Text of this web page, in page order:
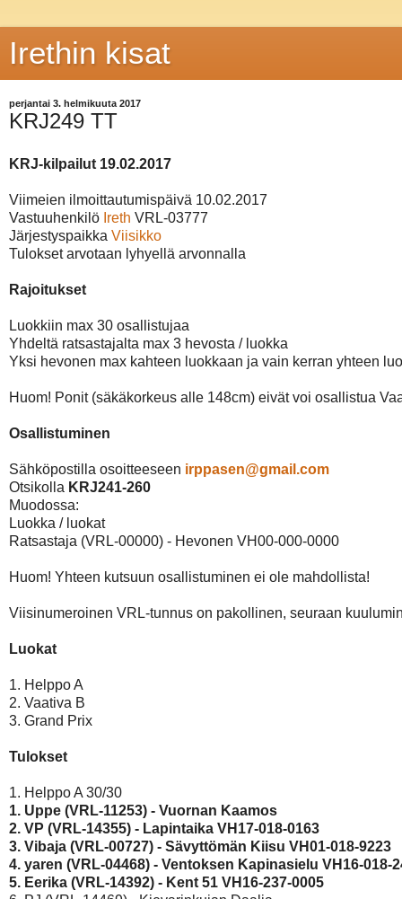
Irethin kisat
perjantai 3. helmikuuta 2017
KRJ249 TT
KRJ-kilpailut 19.02.2017
Viimeien ilmoittautumispäivä 10.02.2017
Vastuuhenkilö Ireth VRL-03777
Järjestyspaikka Viisikko
Tulokset arvotaan lyhyellä arvonnalla
Rajoitukset
Luokkiin max 30 osallistujaa
Yhdeltä ratsastajalta max 3 hevosta / luokka
Yksi hevonen max kahteen luokkaan ja vain kerran yhteen
Huom! Ponit (säkäkorkeus alle 148cm) eivät voi osallistua
Osallistuminen
Sähköpostilla osoitteeseen irppasen@gmail.com
Otsikolla KRJ241-260
Muodossa:
Luokka / luokat
Ratsastaja (VRL-00000) - Hevonen VH00-000-0000
Huom! Yhteen kutsuun osallistuminen ei ole mahdollista!
Viisinumeroinen VRL-tunnus on pakollinen, seuraan
Luokat
1. Helppo A
2. Vaativa B
3. Grand Prix
Tulokset
1. Uppe (VRL-11253) - Vuornan Kaamos
2. VP (VRL-14355) - Lapintaika VH17-018-0163
3. Vibaja (VRL-00727) - Sävyttömän Kiisu VH01-018-9223
4. yaren (VRL-04468) - Ventoksen Kapinasielu VH16-018-
5. Eerika (VRL-14392) - Kent 51 VH16-237-0005